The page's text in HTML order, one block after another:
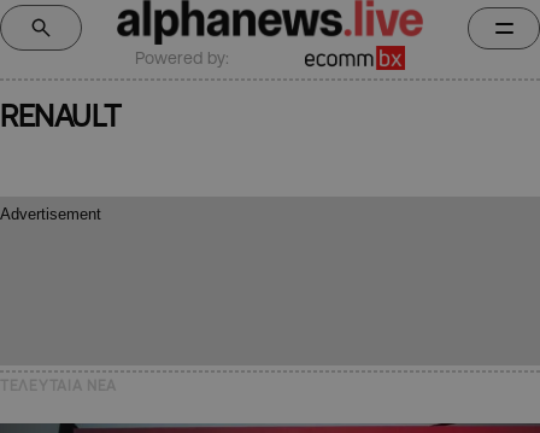
Powered by:
RENAULT